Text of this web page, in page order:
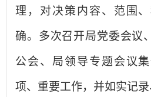
理，对决策内容、范围
确。多次召开局党委会议
公会、局领导专题会议
项、重要工作，并如实记录